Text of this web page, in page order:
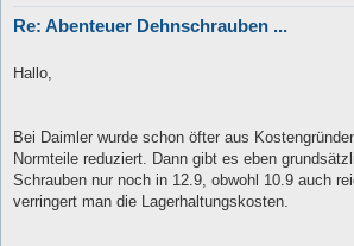
Re: Abenteuer Dehnschrauben ...
Hallo,
Bei Daimler wurde schon öfter aus
Normteile reduziert. Dann gibt es eben
Schrauben nur noch in 12.9, obwohl 10.9 auch
verringert man die Lagerhaltungskosten.